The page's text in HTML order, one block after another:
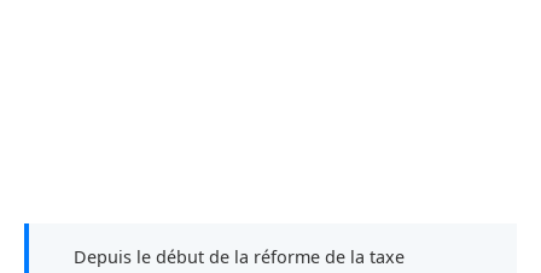
Depuis le début de la réforme de la taxe